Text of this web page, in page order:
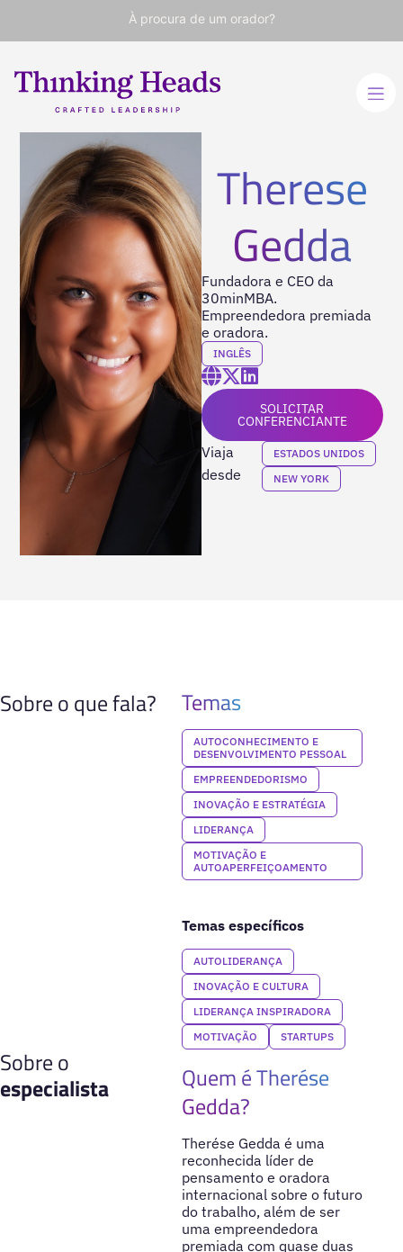
À procura de um orador?
Therese
Gedda
Fundadora e CEO da
30minMBA.
Empreendedora premiada
e oradora.
INGLÊS
SOLICITAR
CONFERENCIANTE
Viaja
desde
ESTADOS UNIDOS
NEW YORK
Sobre o que fala? Temas
AUTOCONHECIMENTO E
DESENVOLVIMENTO PESSOAL
EMPREENDEDORISMO
INOVAÇÃO E ESTRATÉGIA
LIDERANÇA
MOTIVAÇÃO E
AUTOAPERFEIÇOAMENTO
Temas específicos
AUTOLIDERANÇA
INOVAÇÃO E CULTURA
LIDERANÇA INSPIRADORA
MOTIVAÇÃO
STARTUPS
Sobre o
especialista
Quem é Therése
Gedda?
Therése Gedda é uma
reconhecida líder de
pensamento e oradora
internacional sobre o futuro
do trabalho, além de ser
uma empreendedora
premiada com quase duas